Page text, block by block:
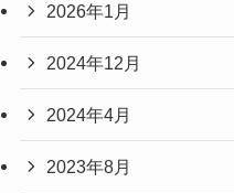
2026年1月
2024年12月
2024年4月
2023年8月